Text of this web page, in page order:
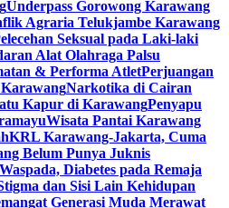
Underpass Gorowong Karawang
Agraria Telukjambe Karawang
Seksual pada Laki-laki
Alat Olahraga Palsu
& Performa AtletPerjuangan
Narkotika di Cairan
Kapur di KarawangPenyapu
Wisata Pantai Karawang
KRL Karawang-Jakarta, Cuma
Belum Punya Juknis
Waspada, Diabetes pada Remaja
dan Sisi Lain Kehidupan
Generasi Muda Merawat